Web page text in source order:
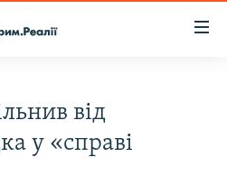
від
у «справі